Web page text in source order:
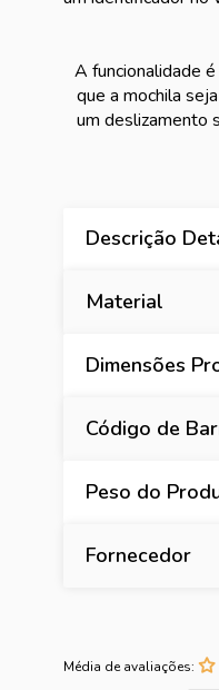
A funcionalidade
que a mochila
um deslizamento
Descrição
Material
Dimensões
Código de
Peso do
Fornecedor
Média de avaliações: